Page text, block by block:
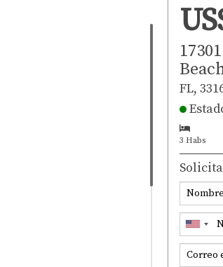
FL,
3 Habs